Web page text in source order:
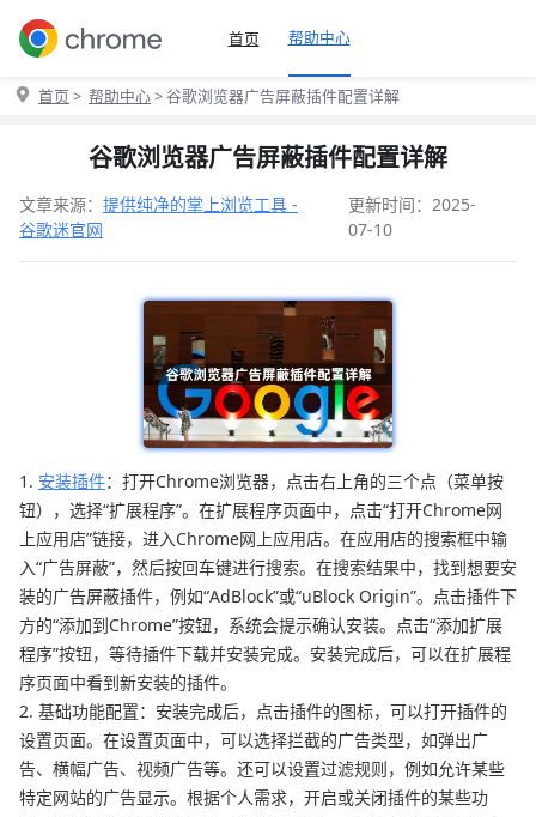
首页 帮助中心
首页 > 帮助中心> 谷歌浏览器广告屏蔽插件配置详解
谷歌浏览器广告屏蔽插件配置详解
文章来源： 提供纯净的掌上浏览工具 -
谷歌迷官网
更新时间：2025-
07-10
1. 安装插件：打开Chrome浏览器，点击右上角的三个点（菜单按
钮），选择“扩展程序”。在扩展程序页面中，点击“打开Chrome网
上应用店”链接，进入Chrome网上应用店。在应用店的搜索框中输
入“广告屏蔽”，然后按回车键进行搜索。在搜索结果中，找到想要安
装的广告屏蔽插件，例如“AdBlock”或“uBlock Origin”。点击插件下
方的“添加到Chrome”按钮，系统会提示确认安装。点击“添加扩展
程序”按钮，等待插件下载并安装完成。安装完成后，可以在扩展程
序页面中看到新安装的插件。
2. 基础功能配置：安装完成后，点击插件的图标，可以打开插件的
设置页面。在设置页面中，可以选择拦截的广告类型，如弹出广
告、横幅广告、视频广告等。还可以设置过滤规则，例如允许某些
特定网站的广告显示。根据个人需求，开启或关闭插件的某些功